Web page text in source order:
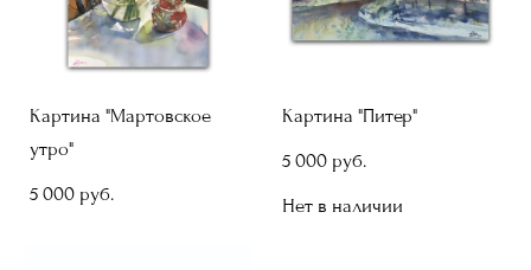
Картина "Мартовское
утро"
5 000 pуб.
Картина "Питер"
5 000 pуб.
Нет в наличии